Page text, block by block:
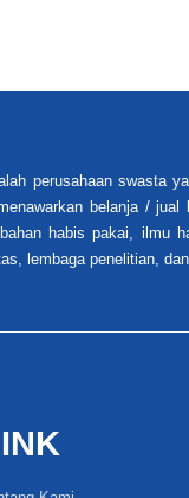
perusahaan swasta
belanja /
habis pakai, ilmu
lembaga penelitian,